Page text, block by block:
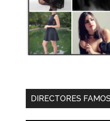
DIRECTORES